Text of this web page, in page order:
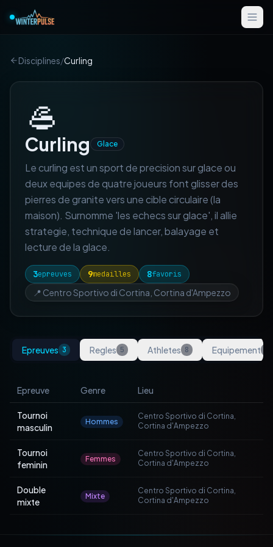
Disciplines/Curling
🥌
Curling Glace
Le curling est un sport de precision sur glace ou
deux equipes de quatre joueurs font glisser des
pierres de granite vers une cible circulaire (la
maison). Surnomme 'les echecs sur glace', il allie
strategie, technique de lancer, balayage et
lecture de la glace.
3epreuves 9medailles 8favoris
📍 Centro Sportivo di Cortina, Cortina d'Ampezzo
Epreuves 3 Regles 5 Athletes 8 Equipement
Epreuve Genre Lieu
Tournoi
masculin
Hommes
Centro Sportivo di Cortina,
Cortina d'Ampezzo
Tournoi
feminin
Femmes
Centro Sportivo di Cortina,
Cortina d'Ampezzo
Double
mixte
Mixte
Centro Sportivo di Cortina,
Cortina d'Ampezzo